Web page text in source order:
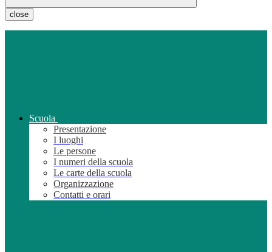
close
Scuola
Presentazione
I luoghi
Le persone
I numeri della scuola
Le carte della scuola
Organizzazione
Contatti e orari